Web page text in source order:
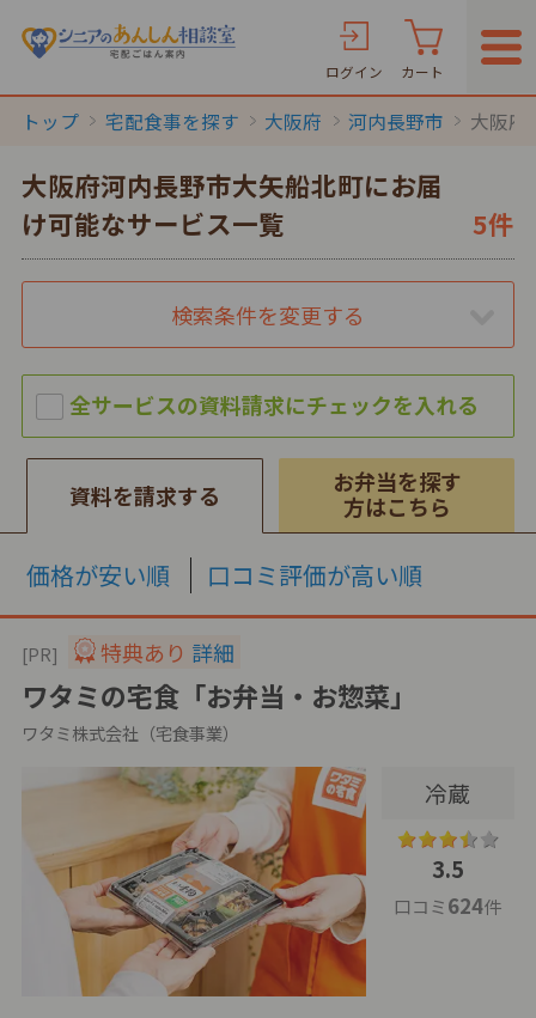
ログイン カート
トップ 宅配食事を探す 大阪府 河内長野市 大阪府
大阪府河内長野市大矢船北町にお届
け可能なサービス一覧
5件
検索条件を変更する
資料を請求する
お弁当を探す
方はこちら
価格が安い順 口コミ評価が高い順
[PR] 特典あり 詳細
ワタミの宅食「お弁当・お惣菜」
ワタミ株式会社（宅食事業）
冷蔵
3.5
口コミ624件